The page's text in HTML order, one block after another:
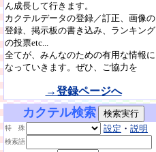
ん成長して行きます。
カクテルデータの登録／訂正、画像の
登録、掲示板の書き込み、ランキング
の投票etc...
全てが、みんなのための有用な情報に
なっていきます。ぜひ、ご協力を
→登録ページへ
カクテル検索
特 殊 設定 ・ 説明
検索語